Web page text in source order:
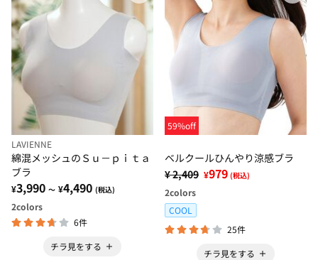
LAVIENNE
綿混メッシュのＳｕ－ｐｉｔａ
ブラ
¥3,990 ～ ¥4,490 (税込)
2colors
6件
チラ見をする
59%off
ベルクールひんやり涼感ブラ
¥ 2,409 ¥979 (税込)
2colors
COOL
25件
チラ見をする